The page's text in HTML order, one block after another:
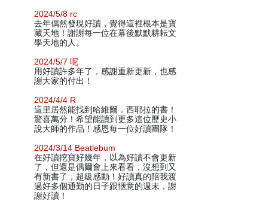
2024/5/8 rc
去年偶然發現好讀，覺得這裡根本是寶
藏天地！謝謝每一位在幕後默默耕耘文
學天地的人。
2024/5/7 呢
用好讀許多年了，感謝重新更新，也感
謝大家的付出！
2024/4/4 R
這里居然能找到哈維爾．西耶拉的書！
驚喜萬分！希望能讀到更多這位歷史小
說大師的作品！感恩每一位好讀團隊！
2024/3/14 Beatlebum
在好讀挖寶好幾年，以為好讀不會更新
了，但還是偶爾會上來看看，沒想到又
有新書了，超級感動！好讀真的陪我渡
過好多個通勤的日子跟愜意的週末，謝
謝好讀！